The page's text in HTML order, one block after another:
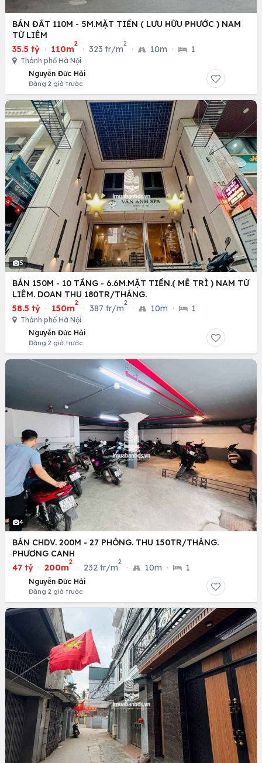
BÁN ĐẤT 110M - 5M.MẶT TIỀN ( LƯU HỮU PHƯỚC ) NAM
TỪ LIÊM
35.5 tỷ · 110m
2
· 323 tr/m
2
· 10m · 1
Thành phố Hà Nội
Nguyễn Đức Hải
Đăng 2 giờ trước
5
BÁN 150M - 10 TẦNG - 6.6M.MẶT TIỀN.( MỄ TRÌ ) NAM TỪ
LIÊM. DOAN THU 180TR/THÁNG.
58.5 tỷ · 150m
2
· 387 tr/m
2
· 10m · 1
Thành phố Hà Nội
Nguyễn Đức Hải
Đăng 2 giờ trước
4
BÁN CHDV. 200M - 27 PHÒNG. THU 150TR/THÁNG.
PHƯƠNG CANH
47 tỷ · 200m
2
· 232 tr/m
2
· 10m · 1
Nguyễn Đức Hải
Đăng 2 giờ trước